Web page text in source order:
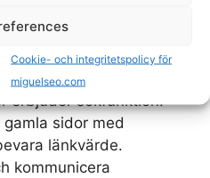
Cookie- och integritetspolicy för
miguelseo.com
Använd 301 för
onödiga 302:or.
hjälper
erbjuder sökfunktion.
sidor med
länkvärde.
kommunicera